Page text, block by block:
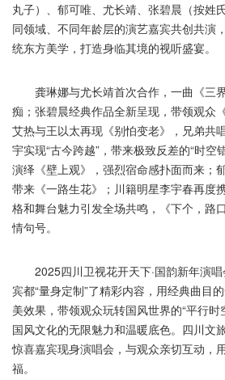
丸子）、郁可唯、尤长靖、张碧晨（按姓
同领域、不同年龄层的演艺嘉宾共创共演
统东方美学，打造身临其境的视听盛宴。
龚琳娜与尤长靖首次合作，一曲《三
痴；张碧晨经典作品全新呈现，带领观众
艾热与王以太再现《别怕变老》，兄弟共
宇实现“古今跨越”，带来极致反差的“时空
演绎《壁上观》，强烈宿命感扑面而来；
带来《一路生花》；川籍明星李宇春再度
格和舞台魅力引发全场共鸣，《下个，路
情句号。
2025四川卫视花开天下·国韵新年演唱
宾都“量身定制”了精彩内容，用经典曲目
美效果，带领观众玩转国风世界的“平行时
国风文化的无限魅力和温暖底色。四川文
惊喜嘉宾现身演唱会，与观众亲切互动，
福。